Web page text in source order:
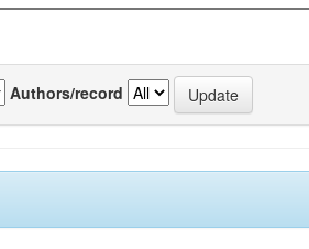
Authors/record